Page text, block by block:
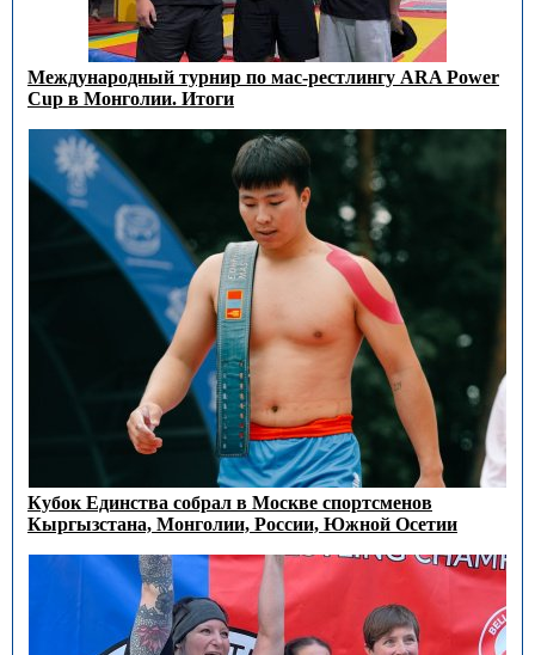
Международный турнир по мас-рестлингу ARA Power
Cup в Монголии. Итоги
Кубок Единства собрал в Москве спортсменов
Кыргызстана, Монголии, России, Южной Осетии